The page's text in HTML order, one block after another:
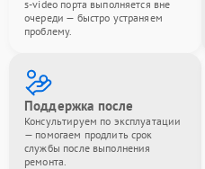
s-video порта выполняется вне
очереди — быстро устраняем
проблему.
Поддержка после
Консультируем по эксплуатации
— помогаем продлить срок
службы после выполнения
ремонта.